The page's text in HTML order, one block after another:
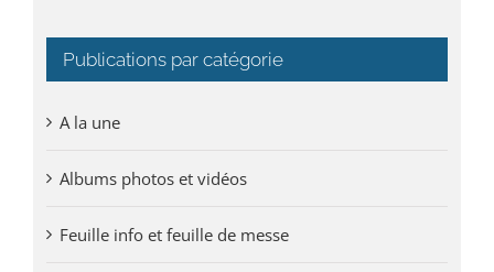
Publications par catégorie
A la une
Albums photos et vidéos
Feuille info et feuille de messe